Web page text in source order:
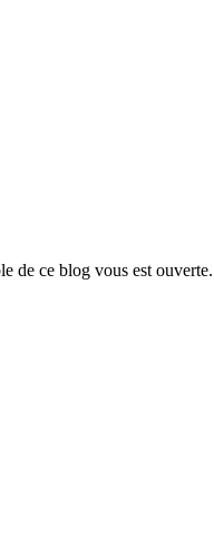
ce blog vous est